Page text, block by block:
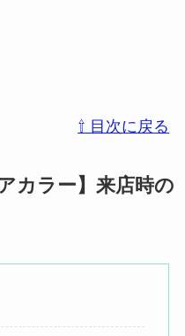
⇧ 目次に戻る
カラー】来店時の